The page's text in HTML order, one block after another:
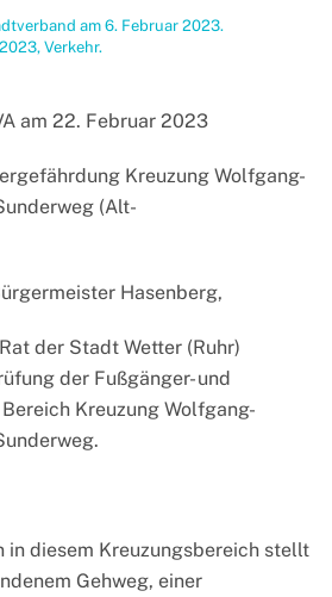
am 6. Februar 2023.
, Verkehr.
am 22. Februar 2023
Kreuzung Wolfgang-
(Alt-
Hasenberg,
der Stadt Wetter (Ruhr)
der Fußgänger- und
Kreuzung Wolfgang-
in diesem Kreuzungsbereich stellt
Gehweg, einer